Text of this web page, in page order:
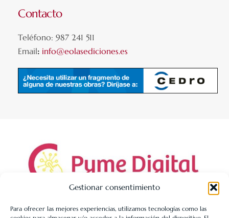
Gestionar consentimiento
Para ofrecer las mejores experiencias, utilizamos tecnologías como las
Contacto
Teléfono: 987 241 511
Email: info@eolasediciones.es